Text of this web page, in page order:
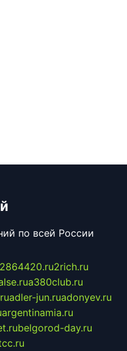
по всей России
2864420.ru2rich.ru
a380club.ru
adler-jun.ruadonyev.ru
argentinamia.ru
belgorod-day.ru